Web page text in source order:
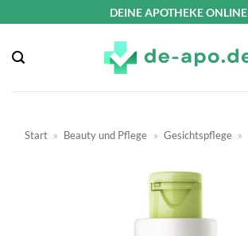
springen
DEINE APOTHEKE ONLINE
Start » Beauty und Pflege » Gesichtspflege »